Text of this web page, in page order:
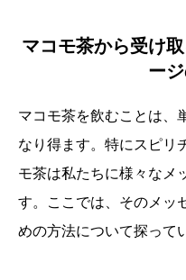
マコモ茶から受け
ー
マコモ茶を飲むことは、
なり得ます。特にスピリ
モ茶は私たちに様々なメ
す。ここでは、そのメッ
めの方法について探って